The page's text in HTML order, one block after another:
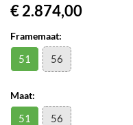
€ 2.874,00
Framemaat:
51 56
Maat:
51 56